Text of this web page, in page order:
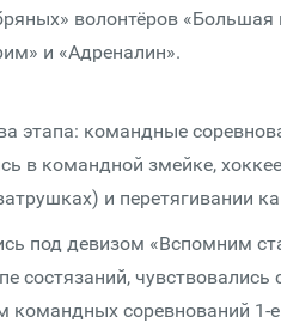
волонтёров
и «Адреналин».
этапа: командные
в командной змейке,
и перетягивании
под девизом «Вспомним
чувствовались
соревнований 1-